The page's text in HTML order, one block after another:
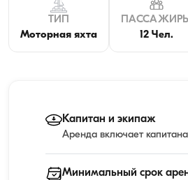
ТИП
Моторная яхта
12 Чел.
Капитан и экипаж
Аренда включает
Минимальный срок